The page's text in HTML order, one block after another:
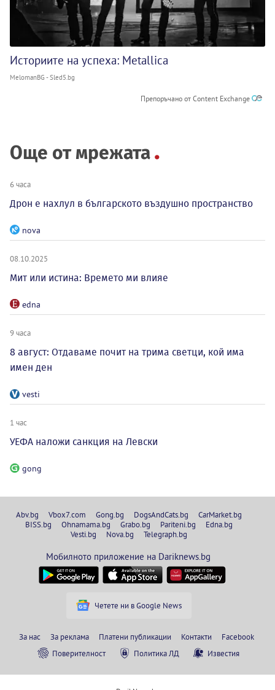
Историите на успеха: Metallica
MelomanBG - Sled5.bg
Препоръчано от Content Exchange
Още от мрежата
6 часа
Дрон е нахлул в българското въздушно пространство
nova
08.10.2025
Мит или истина: Времето ми влияе
edna
9 часа
8 август: Отдаваме почит на трима светци, кой има
имен ден
vesti
1 час
УЕФА наложи санкция на Левски
gong
Abv.bg Vbox7.com Gong.bg DogsAndCats.bg
CarMarket.bg
BISS.bg
Ohnamama.bg Grabo.bg Pariteni.bg
Edna.bg
Vesti.bg
Nova.bg Telegraph.bg
Мобилното приложение на Dariknews.bg
Четете ни в Google News
За нас За реклама Платени публикации Контакти
Facebook
Поверителност
Политика ЛД Известия